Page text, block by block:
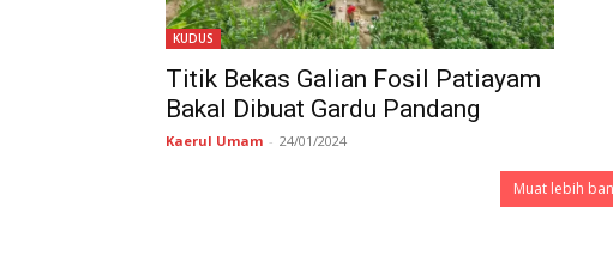
KUDUS
Titik Bekas Galian Fosil Patiayam
Bakal Dibuat Gardu Pandang
Kaerul Umam - 24/01/2024
Muat lebih